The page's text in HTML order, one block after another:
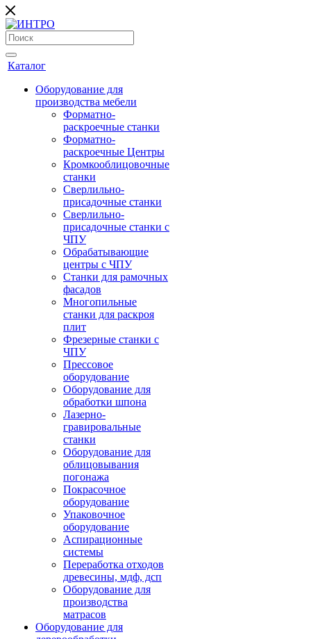
Каталог
Оборудование для
производства мебели
Форматно-
раскроечные станки
Форматно-
раскроечные Центры
Кромкооблицовочные
станки
Сверлильно-
присадочные станки
Сверлильно-
присадочные станки с
ЧПУ
Обрабатывающие
центры с ЧПУ
Станки для рамочных
фасадов
Многопильные
станки для раскроя
плит
Фрезерные станки с
ЧПУ
Прессовое
оборудование
Оборудование для
обработки шпона
Лазерно-
гравировальные
станки
Оборудование для
облицовывания
погонажа
Покрасочное
оборудование
Упаковочное
оборудование
Аспирационные
системы
Переработка отходов
древесины, мдф, дсп
Оборудование для
производства
матрасов
Оборудование для